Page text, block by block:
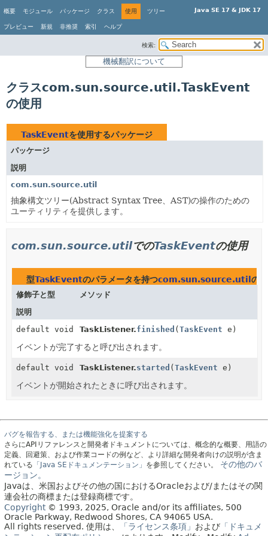
Java SE 17 & JDK 17
概要 モジュール パッケージ クラス 使用 ツリー
プレビュー 新規 非推奨 索引 ヘルプ
検索:
機械翻訳について
クラスcom.sun.source.util.TaskEvent
の使用
TaskEventを使用するパッケージ
パッケージ
説明
com.sun.source.util
抽象構文ツリー(Abstract Syntax Tree、AST)の操作のための
ユーティリティを提供します。
com.sun.source.utilでのTaskEventの使用
型TaskEventのパラメータを持つcom.sun.source.util の
修飾子と型
メソッド
説明
default void
TaskListener.finished ( TaskEvent e)
イベントが完了すると呼び出されます。
default void TaskListener.started ( TaskEvent e)
イベントが開始されたときに呼び出されます。
バグを報告する、または機能強化を提案する
さらにAPIリファレンスと開発者ドキュメントについては、概念的な概要、用語の
定義、回避策、および作業コードの例など、より詳細な開発者向けの説明が含ま
れている 「Java SEドキュメンテーション」 を参照してください。
その他のバ
ージョン。
Javaは、米国およびその他の国におけるOracleおよび/またはその関
連会社の商標または登録商標です。
Copyright© 1993, 2025, Oracle and/or its affiliates, 500
Oracle Parkway, Redwood Shores, CA 94065 USA.
All rights reserved. 使用は、 「ライセンス条項」 および 「ドキュメ